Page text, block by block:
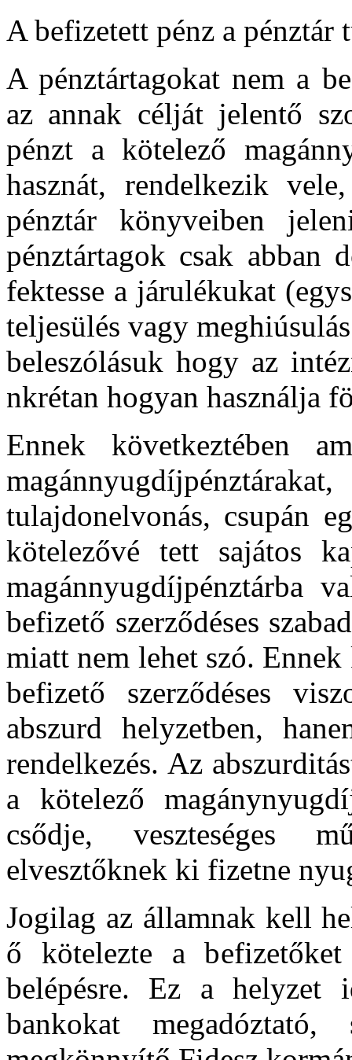
A befizetett pénz a pénztár
A pénztártagokat nem a
az annak célját jelentő
pénzt a kötelező
hasznát, rendelkezik
pénztár könyveiben
pénztártagok csak abban
fektesse a járulékukat
teljesülés vagy
beleszólásuk hogy az
nkrétan hogyan használja
Ennek következtében
tulajdonelvonás, csupán
kötelezővé tett sajátos
magánnyugdíjpénztárba
befizető szerződéses
miatt nem lehet szó. Ennek
befizető szerződéses
abszurd helyzetben,
rendelkezés. Az
a kötelező
csődje, veszteséges
elvesztőknek ki fizetne
Jogilag az államnak kell
ő kötelezte a befizetőket
belépésre. Ez a helyzet
bankokat